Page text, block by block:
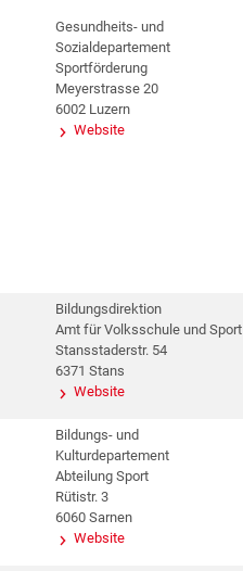
Gesundheits- und
Sozialdepartement
Sportförderung
Meyerstrasse 20
6002 Luzern
Website
Bildungsdirektion
Amt für Volksschule und Sport
Stansstaderstr. 54
6371 Stans
Website
Bildungs- und
Kulturdepartement
Abteilung Sport
Rütistr. 3
6060 Sarnen
Website